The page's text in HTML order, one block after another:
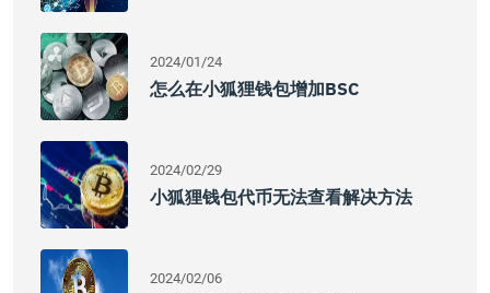
2024/01/24
怎么在小狐狸钱包增加BSC
2024/02/29
小狐狸钱包代币无法查看解决方法
2024/02/06